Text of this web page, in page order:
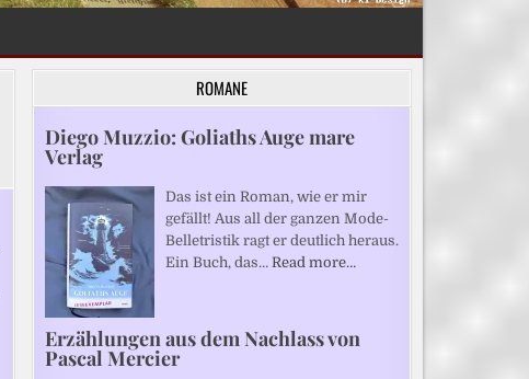
ROMANE
Diego Muzzio: Goliaths Auge mare
Verlag
Das ist ein Roman, wie er mir
gefällt! Aus all der ganzen Mode-
Belletristik ragt er deutlich heraus.
Ein Buch, das… Read more…
Erzählungen aus dem Nachlass von
Pascal Mercier